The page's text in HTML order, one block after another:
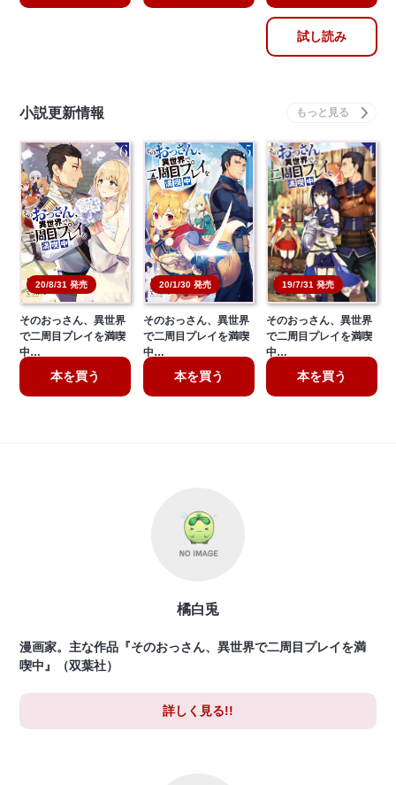
試し読み
小説更新情報
20/8/31 発売
そのおっさん、異世界
で二周目プレイを満喫
中…
本を買う
20/1/30 発売
そのおっさん、異世界
で二周目プレイを満喫
中…
本を買う
19/7/31 発売
そのおっさん、異世界
で二周目プレイを満喫
中…
本を買う
橘白兎
漫画家。主な作品『そのおっさん、異世界で二周目プレイを満
喫中』（双葉社）
詳しく見る!!